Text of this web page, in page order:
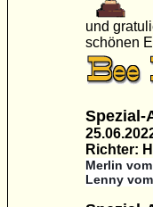
und
schönen
Spezial-
Richter:
Merlin
Lenny